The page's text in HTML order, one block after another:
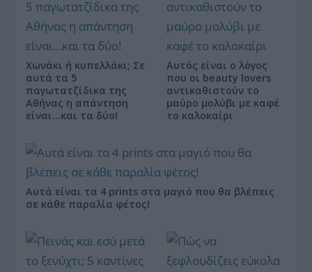
Χωνάκι ή κυπελλάκι; Σε
αυτά τα 5
παγωτατζίδικα της
Αθήνας η απάντηση
είναι…και τα δύο!
Αυτός είναι ο λόγος
που οι beauty lovers
αντικαθιστούν το
μαύρο μολύβι με καφέ
το καλοκαίρι
Αυτά είναι τα 4 prints στα μαγιό που θα βλέπεις
σε κάθε παραλία φέτος!